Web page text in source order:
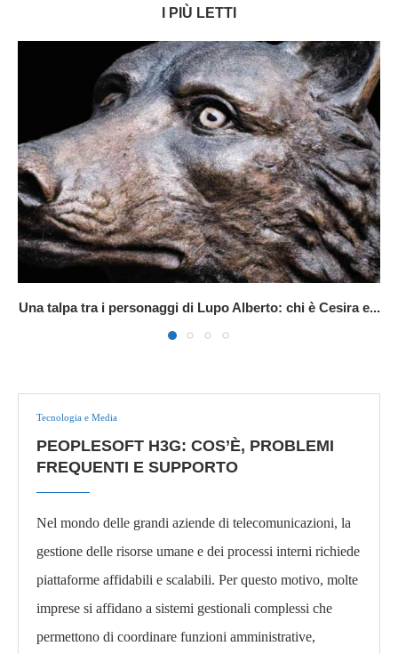
I PIÙ LETTI
Una talpa tra i personaggi di Lupo Alberto: chi è Cesira e...
Tecnologia e Media
PEOPLESOFT H3G: COS’È, PROBLEMI
FREQUENTI E SUPPORTO
Nel mondo delle grandi aziende di telecomunicazioni, la
gestione delle risorse umane e dei processi interni richiede
piattaforme affidabili e scalabili. Per questo motivo, molte
imprese si affidano a sistemi gestionali complessi che
permettono di coordinare funzioni amministrative,